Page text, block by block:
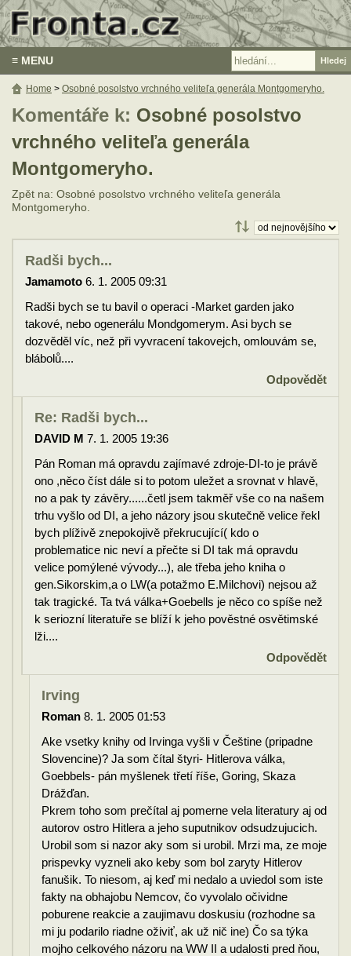
≡ MENU
Komentáře k: Osobné posolstvo
vrchného veliteľa generála
Montgomeryho.
Zpět na: Osobné posolstvo vrchného veliteľa generála
Montgomeryho.
Radši bych...
Jamamoto 6. 1. 2005 09:31
Radši bych se tu bavil o operaci -Market garden jako
takové, nebo ogenerálu Mondgomerym. Asi bych se
dozvěděl víc, než při vyvracení takovejch, omlouvám se,
blábolů....
Odpovědět
Re: Radši bych...
DAVID M 7. 1. 2005 19:36
Pán Roman má opravdu zajímavé zdroje-DI-to je právě
ono ,něco číst dále si to potom uležet a srovnat v hlavě,
no a pak ty závěry......četl jsem takměř vše co na našem
trhu vyšlo od DI, a jeho názory jsou skutečně velice řekl
bych plíživě znepokojivě překrucující( kdo o
problematice nic neví a přečte si DI tak má opravdu
velice pomýlené vývody...), ale třeba jeho kniha o
gen.Sikorskim,a o LW(a potažmo E.Milchovi) nejsou až
tak tragické. Ta tvá válka+Goebells je něco co spíše než
k seriozní literatuře se blíží k jeho pověstné osvětimské
lži....
Odpovědět
Irving
Roman 8. 1. 2005 01:53
Ake vsetky knihy od Irvinga vyšli v Češtine (pripadne
Slovencine)? Ja som čítal štyri- Hitlerova válka,
Goebbels- pán myšlenek třetí říše, Goring, Skaza
Drážďan.
Pkrem toho som prečítal aj pomerne vela literatury aj od
autorov ostro Hitlera a jeho suputnikov odsudzujucich.
Urobil som si nazor aky som si urobil. Mrzi ma, ze moje
prispevky vyzneli ako keby som bol zaryty Hitlerov
fanušik. To niesom, aj keď mi nedalo a uviedol som iste
fakty na obhajobu Nemcov, čo vyvolalo očividne
poburene reakcie a zaujimavu doskusiu (rozhodne sa
mi ju podarilo riadne oživiť, ak už nič ine) Čo sa týka
mojho celkového názoru na WW II a udalosti pred ňou,
Home > Osobné posolstvo vrchného veliteľa generála Montgomeryho.